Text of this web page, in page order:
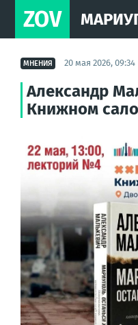
ZOV
МНЕНИЯ 20 мая 2026, 09:34
Александр
Книжном